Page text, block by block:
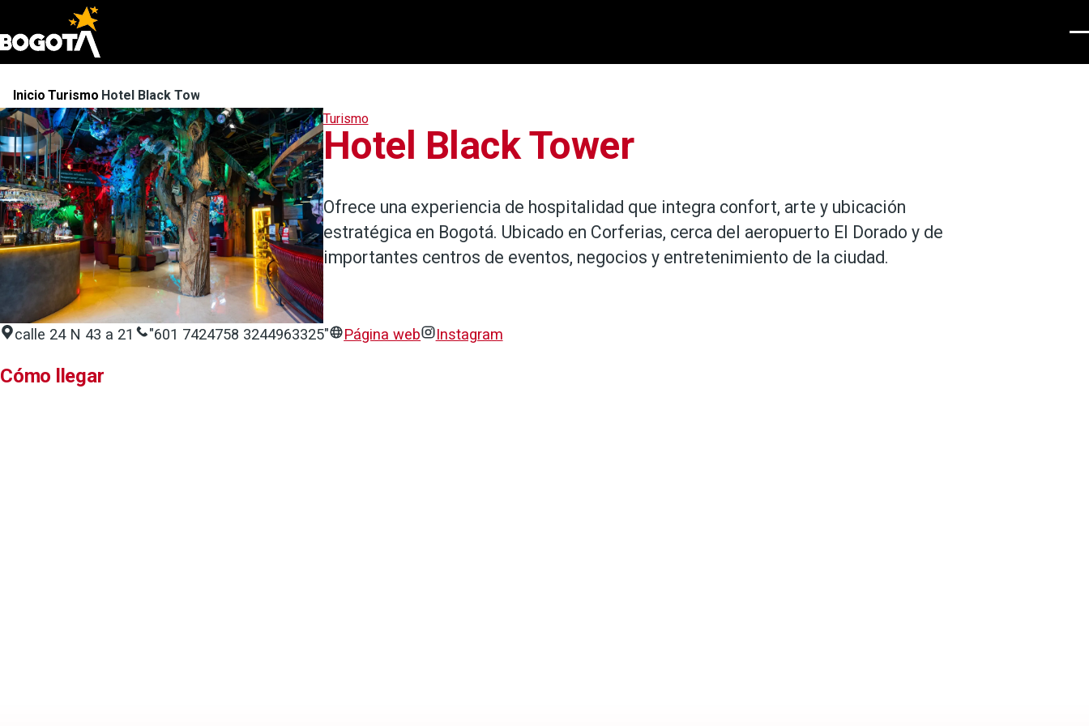
Pasar al contenido principal
Ruta
de
navegación
Inicio Turismo Hotel Black Tower
Turismo
Hotel Black Tower
Ofrece una experiencia de hospitalidad que integra confort, arte y ubicación
estratégica en Bogotá. Ubicado en Corferias, cerca del aeropuerto El Dorado y de
importantes centros de eventos, negocios y entretenimiento de la ciudad.
calle 24 N 43 a 21 "601 7424758 3244963325" Página web Instagram
Cómo llegar